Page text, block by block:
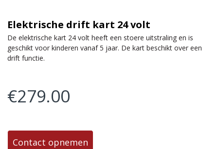
Elektrische drift kart 24 volt
De elektrische kart 24 volt heeft een stoere uitstraling en is
geschikt voor kinderen vanaf 5 jaar. De kart beschikt over een
drift functie.
€279.00
Contact opnemen